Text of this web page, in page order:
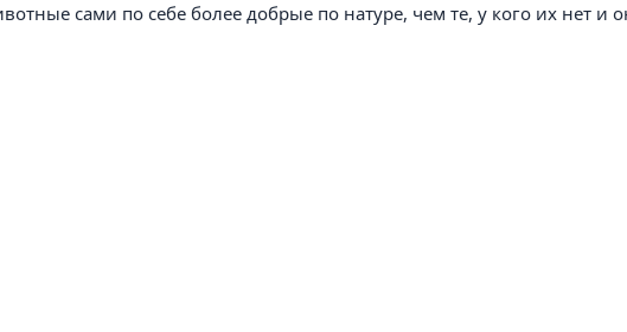
сами по себе более добрые по натуре, чем те, у кого их нет и